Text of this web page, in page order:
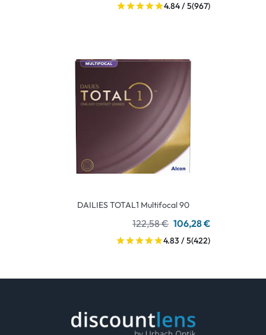
4.84 / 5(967)
DAILIES TOTAL1 Multifocal 90
122,58 € 106,28 €
4.83 / 5(422)